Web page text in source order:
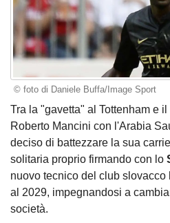
© foto di Daniele Buffa/Image Sport
Tra la "gavetta" al Tottenham e
Roberto Mancini con l'Arabia
deciso di battezzare la sua
solitaria proprio firmando con lo
nuovo tecnico del club slovacco
al 2029, impegnandosi a
società.